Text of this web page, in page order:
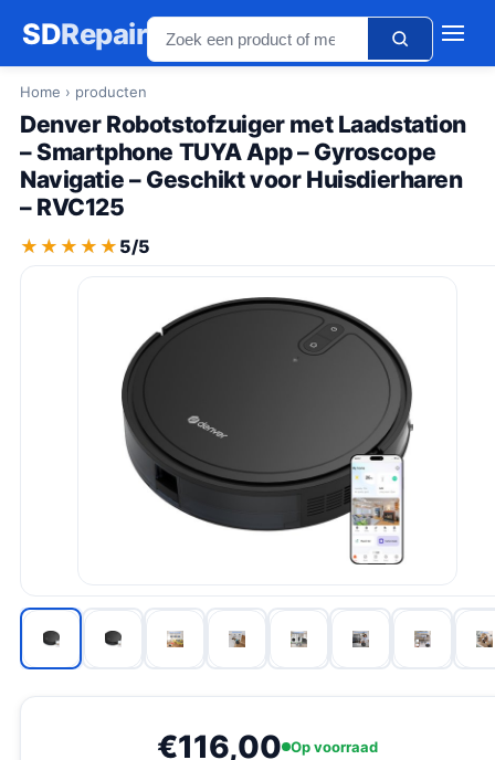
SDRepair
Home › producten
Denver Robotstofzuiger met Laadstation
– Smartphone TUYA App – Gyroscope
Navigatie – Geschikt voor Huisdierharen
– RVC125
★★★★★
★★★★★ 5/5
€116,00 Op voorraad